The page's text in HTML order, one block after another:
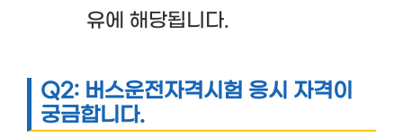
유에 해당됩니다.
Q2: 버스운전자격시험 응시 자격이
궁금합니다.